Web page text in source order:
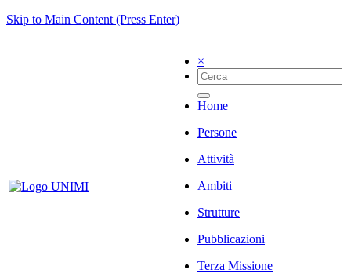
Skip to Main Content (Press Enter)
×
Home
Persone
Attività
Ambiti
Strutture
Pubblicazioni
Terza Missione